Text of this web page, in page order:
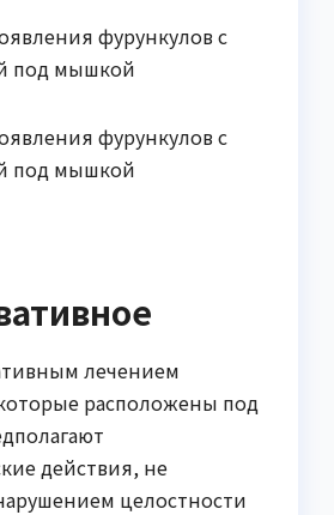
лечением
расположены под
действия, не
целостности